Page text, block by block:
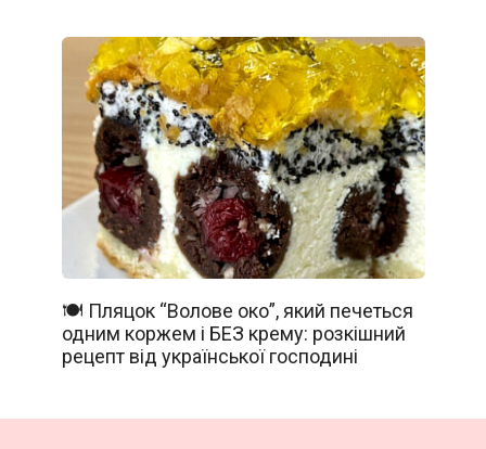
🍽️ Пляцок “Волове око”, який печеться
одним коржем і БЕЗ крему: розкішний
рецепт від української господині